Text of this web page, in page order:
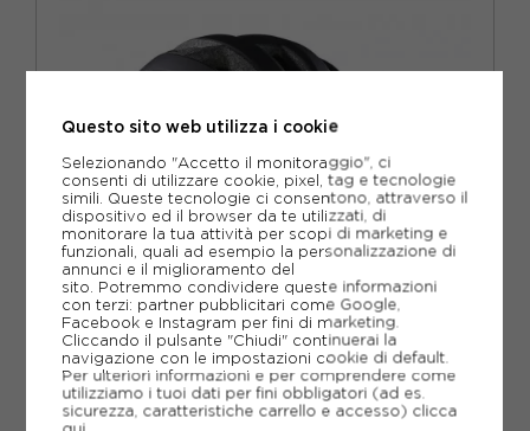
OAKLEY
OAKLEY CASCO MTB DRT3 MATTE NERO
Questo sito web utilizza i cookie
Selezionando "Accetto il monitoraggio", ci
consenti di utilizzare cookie, pixel, tag e tecnologie
simili. Queste tecnologie ci consentono, attraverso il
dispositivo ed il browser da te utilizzati, di
monitorare la tua attività per scopi di marketing e
funzionali, quali ad esempio la personalizzazione di
annunci e il miglioramento del
sito. Potremmo condividere queste informazioni
con terzi: partner pubblicitari come Google,
Facebook e Instagram per fini di marketing.
Cliccando il pulsante "Chiudi" continuerai la
navigazione con le impostazioni cookie di default.
Per ulteriori informazioni e per comprendere come
utilizziamo i tuoi dati per fini obbligatori (ad es.
sicurezza, caratteristiche carrello e accesso) clicca